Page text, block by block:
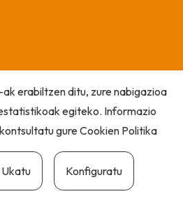
erabiltzen ditu, zure nabigazioa
egiteko. Informazio
gureCookien Politika
Ukatu Konfiguratu